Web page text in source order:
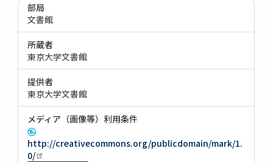
部局
文書館
所蔵者
東京大学文書館
提供者
東京大学文書館
メディア（画像等）利用条件
http://creativecommons.org/publicdomain/mark/1.
0/